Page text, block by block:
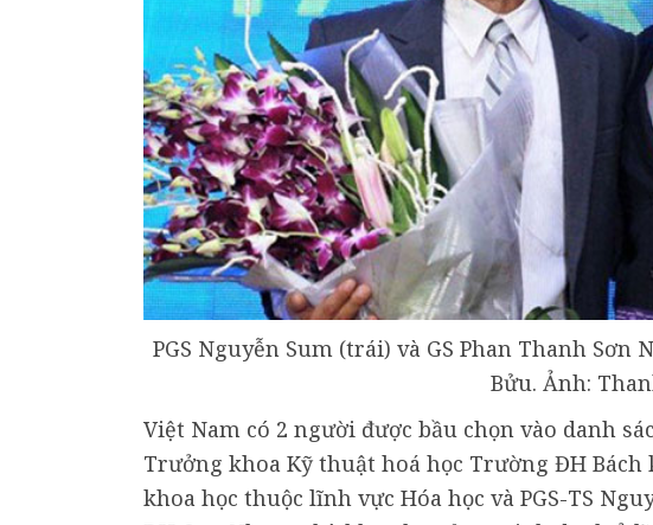
PGS Nguyễn Sum (trái) và GS Phan Thanh
Bửu. Ảnh:
Việt Nam có 2 người được bầu chọn vào danh
Trưởng khoa Kỹ thuật hoá học Trường ĐH Bách
khoa học thuộc lĩnh vực Hóa học và PGS-TS